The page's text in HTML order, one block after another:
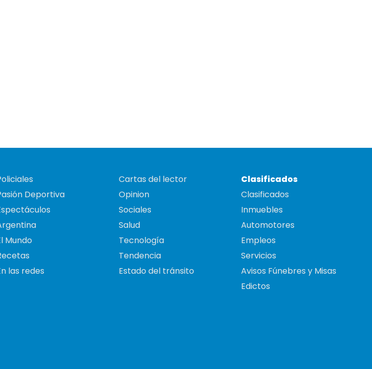
Deportiva
Mundo
las redes
Cartas del lector
Opinion
Sociales
Salud
Tecnología
Tendencia
Estado del tránsito
Clasificados
Clasificados
Inmuebles
Automotores
Empleos
Servicios
Avisos Fúnebres y Misas
Edictos